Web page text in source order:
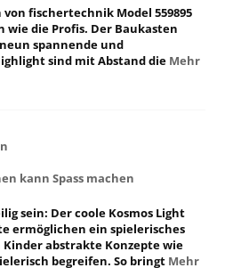
fischertechnik Model 559895
wie die Profis. Der Baukasten
spannende und
sind mit Abstand die Mehr
kann Spass machen
sein: Der coole Kosmos Light
ermöglichen ein spielerisches
abstrakte Konzepte wie
begreifen. So bringt Mehr